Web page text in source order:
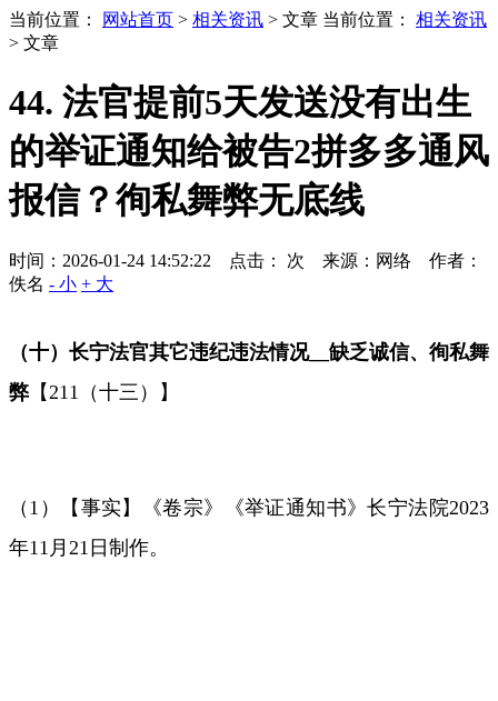
当前位置： 网站首页 > 相关资讯 > 文章 当前位置： 相关资讯
> 文章
44. 法官提前5天发送没有出生
的举证通知给被告2拼多多通风
报信？徇私舞弊无底线
时间：2026-01-24 14:52:22 点击： 次 来源：网络 作者：
佚名 - 小 + 大
（十）长宁法官其它违纪违法情况__ 缺乏诚信、徇私舞
弊 【 211 （十三）】
（ 1 ）【事实】《卷宗》《举证通知书》长宁法院2023
年11 月 21 日制作。